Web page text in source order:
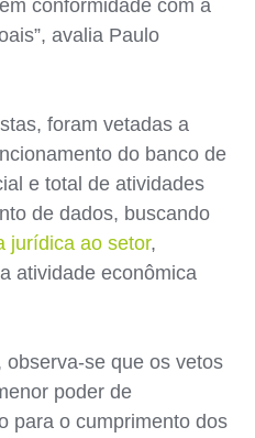
conformidade com a
avalia Paulo
foram vetadas a
do banco de
e total de atividades
de dados, buscando
jurídica ao setor,
atividade econômica
se que os vetos
poder de
para o cumprimento dos